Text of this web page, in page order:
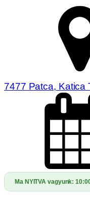
7477 Patca, Katica
Ma NYITVA vagyunk: